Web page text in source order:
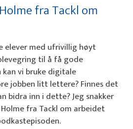
fra Tackl om
elever med ufrivillig høyt
til å få gode
kan vi bruke digitale
jobben litt lettere? Finnes det
bidra inn i dette? Jeg snakker
fra Tackl om arbeidet